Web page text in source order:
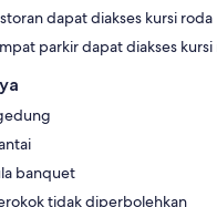
dapat diakses kursi roda
parkir dapat diakses kursi
banquet
tidak diperbolehkan